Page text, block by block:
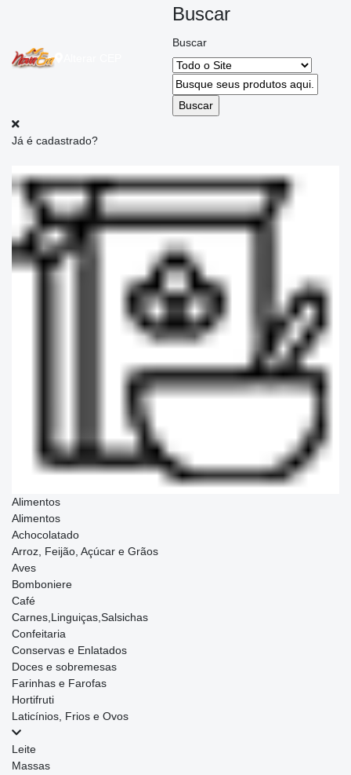
Buscar
Buscar
Já é cadastrado?
Alimentos
Alimentos
Achocolatado
Arroz, Feijão, Açúcar e Grãos
Aves
Bomboniere
Café
Carnes,Linguiças,Salsichas
Confeitaria
Conservas e Enlatados
Doces e sobremesas
Farinhas e Farofas
Hortifruti
Laticínios, Frios e Ovos
Leite
Massas